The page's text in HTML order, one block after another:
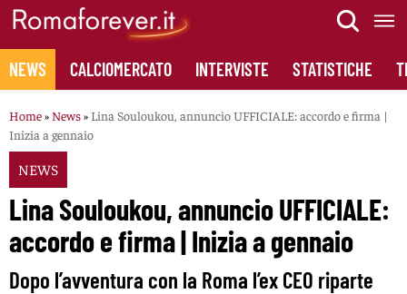
Skip
content
NEWS CALCIOMERCATO INTERVISTE STATISTICHE
Home» News» Lina Souloukou, annuncio UFFICIALE: accordo e firma |
Inizia a gennaio
NEWS
Lina Souloukou, annuncio UFFICIALE:
accordo e firma | Inizia a gennaio
Dopo l’avventura con la Roma l’ex CEO riparte